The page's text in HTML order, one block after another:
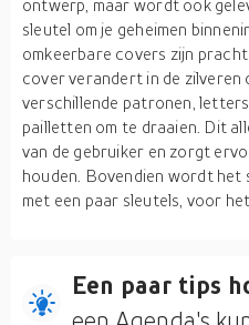
ontwerp, maar wordt ook
sleutel om je geheimen
omkeerbare covers zijn
cover verandert in de zilveren
verschillende patronen,
pailletten om te draaien. Dit
van de gebruiker en zorgt
houden. Bovendien wordt het
met een paar sleutels, voor
Een paar tips